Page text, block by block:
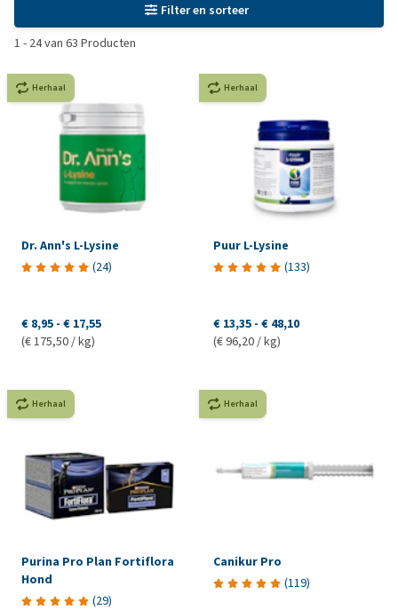
Filter en sorteer
1 - 24van 63 Producten
Herhaal
Dr. Ann's L-Lysine
(24)
€ 8,95 - € 17,55
(€ 175,50 / kg)
Herhaal
Puur L-Lysine
(133)
€ 13,35 - € 48,10
(€ 96,20 / kg)
Herhaal
Purina Pro Plan Fortiflora
Hond
(29)
Herhaal
Canikur Pro
(119)